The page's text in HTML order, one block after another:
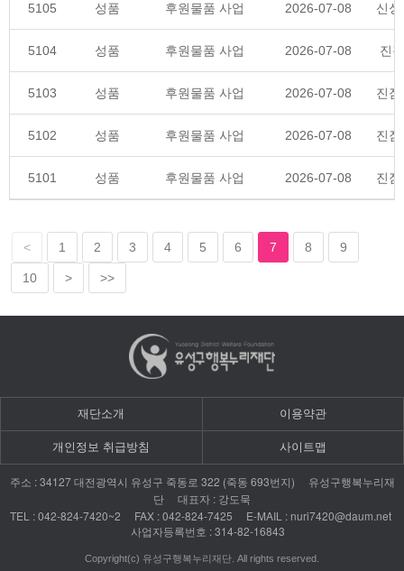
5105 성품 후원물품 사업 2026-07-08 신
5104 성품 후원물품 사업 2026-07-08 진
5103 성품 후원물품 사업 2026-07-08 진
5102 성품 후원물품 사업 2026-07-08 진
5101 성품 후원물품 사업 2026-07-08 진
< 1 2 3 4 5 6 7 8 9
10 > >>
재단소개 이용약관
개인정보 취급방침 사이트맵
주소 : 34127 대전광역시 유성구 죽동로 322 (죽동 693번지 )
유성구행복누리재
단
대표자 : 강도묵
TEL : 042-824-7420~2 FAX : 042-824-7425 E-MAIL : nuri7420@daum.net
사업자등록번호 : 314-82-16843
Copyright(c) 유성구행복누리재단. All rights reserved.